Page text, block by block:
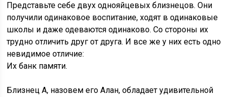
Представьте себе двух однояйцевых близнецов. Они
получили одинаковое воспитание, ходят в одинаковые
школы и даже одеваются одинаково. Со стороны их
трудно отличить друг от друга. И все же у них есть одно
невидимое отличие:
Их банк памяти.
Близнец А, назовем его Алан, обладает удивительной